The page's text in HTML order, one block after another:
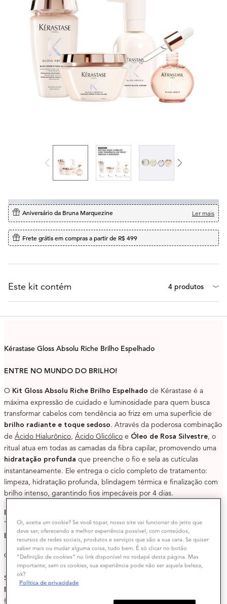
Aniversário da Bruna Marquezine Ler mais
Frete grátis em compras a partir de R$ 499
Este kit contém 4 produtos
Kérastase Gloss Absolu Riche Brilho Espelhado
ENTRE NO MUNDO DO BRILHO!
O Kit Gloss Absolu Riche Brilho Espelhado de Kérastase é a
máxima expressão de cuidado e luminosidade para quem busca
transformar cabelos com tendência ao frizz em uma superfície de
brilho radiante e toque sedoso. Através da poderosa combinação
de Ácido Hialurônico, Ácido Glicólico e Óleo de Rosa Silvestre, o
ritual atua em todas as camadas da fibra capilar, promovendo uma
hidratação profunda que preenche o fio e sela as cutículas
instantaneamente. Ele entrega o ciclo completo de tratamento:
limpeza, hidratação profunda, blindagem térmica e finalização com
brilho intenso, garantindo fios impecáveis por 4 dias.
BRILHO INTENSO E ANTI-FRIZZ POR ATÉ 4 DIAS*
TOQUE SEDOSO E CABELOS BLINDADOS*
ELASTICIDADE E PROTEÇÃO TÉRMICA
O Kit Ritual Brilho Espelhado Completo contém:
Shampoo Bain Hydra-Glaze Riche
Máscara Masque Hydra-Glaze
fibra.
Leave-in Frizz Glaze Cream: controle do frizz e proteção
Oi, aceita um cookie? Se você topar, nosso site vai funcionar do jeito que
deve ser, oferecendo a melhor experiência possível, com conteúdos,
recursos de redes sociais, produtos e serviços que são a sua cara. Se quiser
saber mais ou mudar alguma coisa, tudo bem. É só clicar no botão
“Definição de cookies” no link disponível no rodapé desta página. Mas
importante, sem os cookies, sua experiência pode não ser aquela beleza,
ok?
Política de privacidade